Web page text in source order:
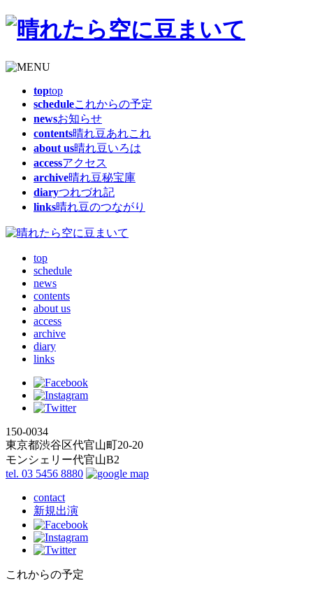
toptop
scheduleこれからの予定
newsお知らせ
contents晴れ豆あれこれ
about us晴れ豆いろは
accessアクセス
archive晴れ豆秘宝庫
diaryつれづれ記
links晴れ豆のつながり
top
schedule
news
contents
about us
access
archive
diary
links
150-0034
東京都渋谷区代官山町20-20
モンシェリー代官山B2
tel. 03 5456 8880
contact
新規出演
これからの予定